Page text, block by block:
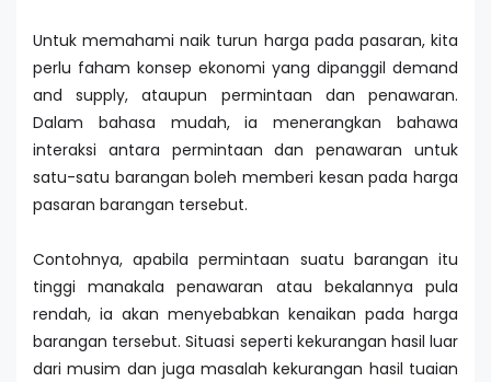
Untuk memahami naik turun harga pada pasaran, kita
perlu faham konsep ekonomi yang dipanggil demand
and supply, ataupun permintaan dan penawaran.
Dalam bahasa mudah, ia menerangkan bahawa
interaksi antara permintaan dan penawaran untuk
satu-satu barangan boleh memberi kesan pada harga
pasaran barangan tersebut.
Contohnya, apabila permintaan suatu barangan itu
tinggi manakala penawaran atau bekalannya pula
rendah, ia akan menyebabkan kenaikan pada harga
barangan tersebut. Situasi seperti kekurangan hasil luar
dari musim dan juga masalah kekurangan hasil tuaian